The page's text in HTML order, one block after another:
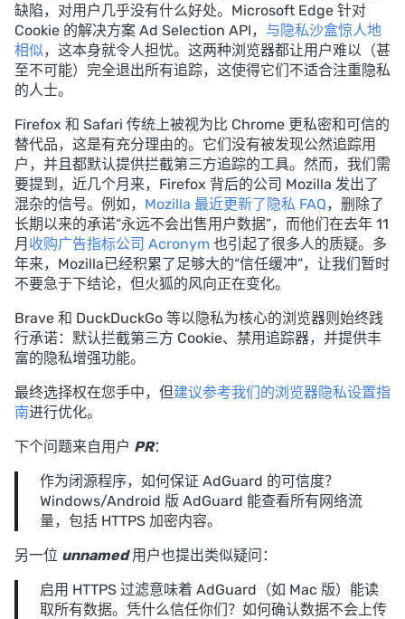
缺陷，对用户几乎没有什么好处。Microsoft Edge 针对
Cookie 的解决方案 Ad Selection API， 与隐私沙盒惊人地
相似，这本身就令人担忧。这两种浏览器都让用户难以（甚
至不可能）完全退出所有追踪，这使得它们不适合注重隐私
的人士。
Firefox 和 Safari 传统上被视为比 Chrome 更私密和可信的
替代品，这是有充分理由的。它们没有被发现公然追踪用
户，并且都默认提供拦截第三方追踪的工具。然而，我们需
要提到，近几个月来，Firefox 背后的公司 Mozilla 发出了
混杂的信号。例如， Mozilla 最近更新了隐私 FAQ，删除了
长期以来的承诺“永远不会出售用户数据”，而他们在去年 11
月 收购广告指标公司 Acronym 也引起了很多人的质疑。多
年来，Mozilla已经积累了足够大的“信任缓冲”，让我们暂时
不要急于下结论，但火狐的风向正在变化。
Brave 和 DuckDuckGo 等以隐私为核心的浏览器则始终践
行承诺：默认拦截第三方 Cookie、禁用追踪器，并提供丰
富的隐私增强功能。
最终选择权在您手中，但建议参考我们的浏览器隐私设置指
南进行优化。
下个问题来自用户 PR：
作为闭源程序，如何保证 AdGuard 的可信度？
Windows/Android 版 AdGuard 能查看所有网络流
量，包括 HTTPS 加密内容。
另一位 unnamed用户也提出类似疑问：
启用 HTTPS 过滤意味着 AdGuard（如 Mac 版）能读
取所有数据。凭什么信任你们？如何确认数据不会上传